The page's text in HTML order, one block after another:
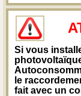
Si vous
le
fait avec un